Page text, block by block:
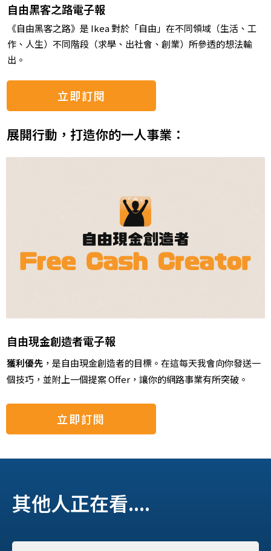
自由黑客之路電子報
《自由黑客之路》是 Ikea 對於「自由」在不同領域（生活、工
作、人生）不同階段（求學、出社會、創業）所參透的想法輸
出。
立即訂閱
展開行動，打造你的一人事業：
自由現金創造者電子報
獲利優先 ，是自由現金創造者的目標。 在這每天我會向你發送一
個技巧，並附上一個提案 Offer，讓你的網路事業有所突破。
立即訂閱
其他人正在看....